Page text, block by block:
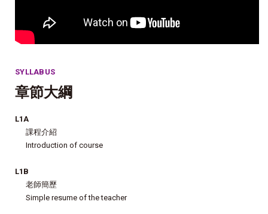
SYLLABUS
章節大綱
L1A
課程介紹
Introduction of course
L1B
老師簡歷
Simple resume of the teacher